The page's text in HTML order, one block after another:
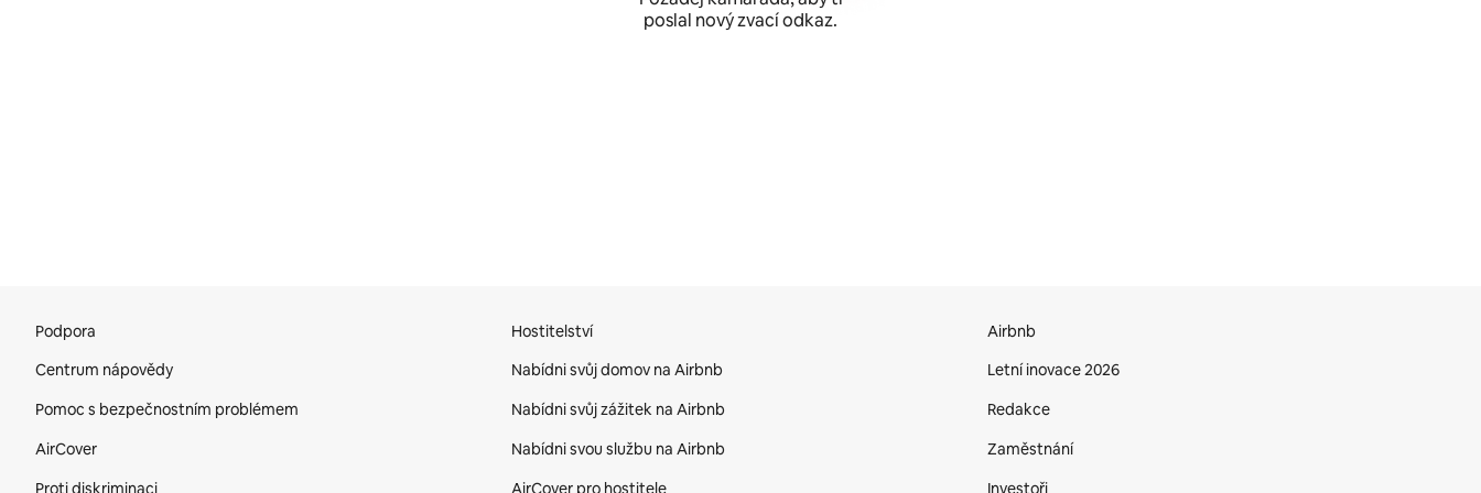
poslal nový zvací odkaz.
Podpora
Centrum nápovědy
Pomoc s bezpečnostním problémem
AirCover
Proti diskriminaci
Hostitelství
Nabídni svůj domov na Airbnb
Nabídni svůj zážitek na Airbnb
Nabídni svou službu na Airbnb
AirCover pro hostitele
Airbnb
Letní inovace 2026
Redakce
Zaměstnání
Investoři